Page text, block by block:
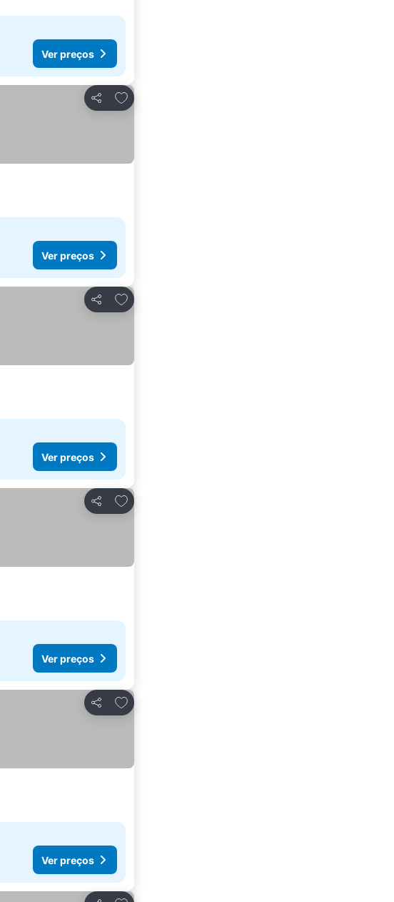
Ver preços
Partilhar
Adicionar aos favoritos
Ver preços
Partilhar
Adicionar aos favoritos
Ver preços
Partilhar
Adicionar aos favoritos
Ver preços
Partilhar
Adicionar aos favoritos
Ver preços